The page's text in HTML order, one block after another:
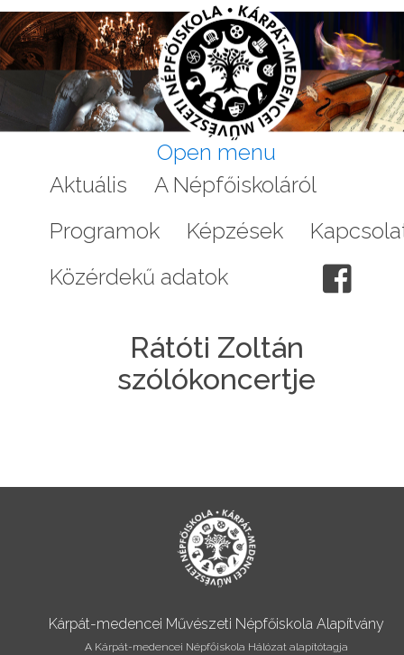
Open menu
Aktuális
A Népfőiskoláról
Programok
Képzések
Közérdekű adatok
Rátóti Zoltán
szólókoncertje
Kárpát-medencei Művészeti Népfőiskola Alapítvány
A Kárpát-medencei Népfőiskola Hálózat alapítótagja